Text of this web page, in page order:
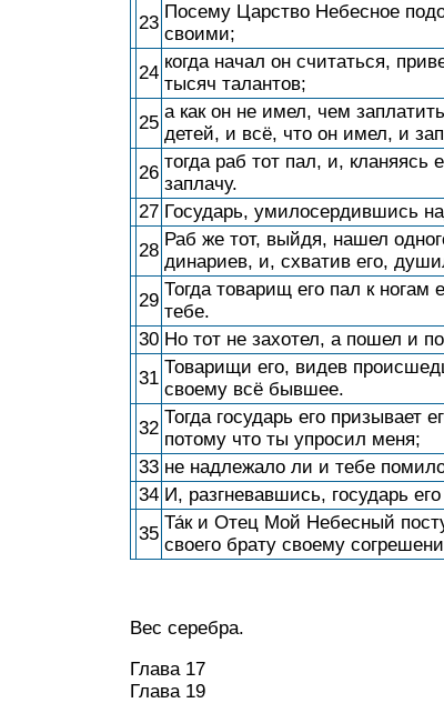
23
Посему Царство Небесное
своими;
24
когда начал он считаться,
тысяч талантов;
25
а как он не имел, чем
детей, и всё, что он имел, и
26
тогда раб тот пал, и, кланяясь
заплачу.
27 Государь, умилосердившись
28
Раб же тот, выйдя, нашел
динариев, и, схватив его,
29
Тогда товарищ его пал к ногам
тебе.
30 Но тот не захотел, а пошел и
31
Товарищи его, видев
своему всё бывшее.
32
Тогда государь его призывает
потому что ты упросил меня;
33 не надлежало ли и тебе
34 И, разгневавшись, государь
35
Та́к и Отец Мой Небесный
своего брату своему
Вес серебра.
Глава 17
Глава 19